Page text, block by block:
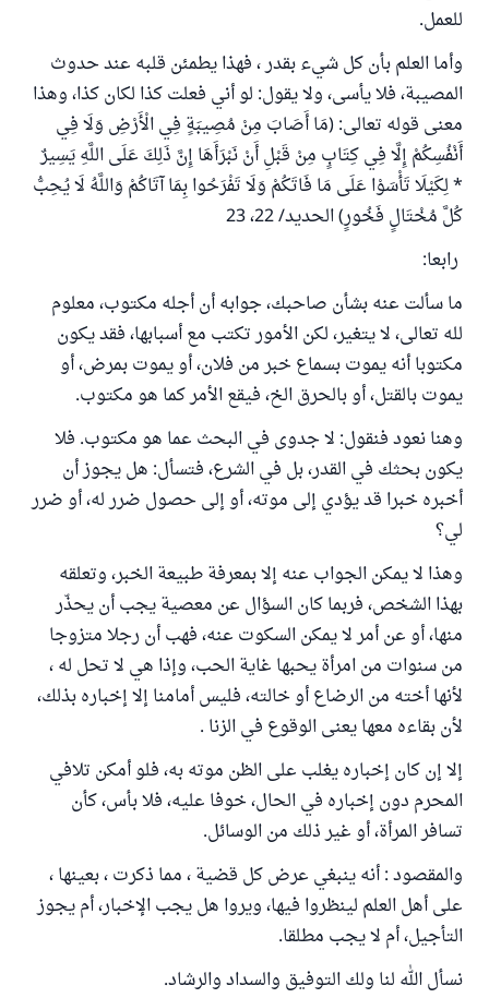
للعمل.
وأما العلم بأن كل شيء بقدر ، فهذا يطمئن قلبه عند حدوث
المصيبة، فلا يأسى، ولا يقول: لو أني فعلت كذا لكان كذا، وهذا
معنى قوله تعالى: (مَا أَصَابَ مِنْ مُصِيبَةٍ فِي الْأَرْضِ وَلَا فِي
أَنْفُسِكُمْ إِلَّا فِي كِتَابٍ مِنْ قَبْلِ أَنْ نَبْرَأَهَا إِنَّ ذَلِكَ عَلَى اللَّهِ يَسِيرٌ
* لِكَيْلَا تَأْسَوْا عَلَى مَا فَاتَكُمْ وَلَا تَفْرَحُوا بِمَا آتَاكُمْ وَاللَّهُ لَا يُحِبُّ
كُلَّ مُخْتَالٍ فَخُورٍ) الحديد/ 22، 23
رابعا:
ما سألت عنه بشأن صاحبك، جوابه أن أجله مكتوب، معلوم
لله تعالى، لا يتغير، لكن الأمور تكتب مع أسبابها، فقد يكون
مكتوبا أنه يموت بسماع خبر من فلان، أو يموت بمرض، أو
يموت بالقتل، أو بالحرق الخ، فيقع الأمر كما هو مكتوب.
وهنا نعود فنقول: لا جدوى في البحث عما هو مكتوب. فلا
يكون بحثك في القدر، بل في الشرع، فتسأل: هل يجوز أن
أخبره خبرا قد يؤدي إلى موته، أو إلى حصول ضرر له، أو ضرر
لي؟
وهذا لا يمكن الجواب عنه إلا بمعرفة طبيعة الخبر، وتعلقه
بهذا الشخص، فربما كان السؤال عن معصية يجب أن يحذّر
منها، أو عن أمر لا يمكن السكوت عنه، فهب أن رجلا متزوجا
من سنوات من امرأة يحبها غاية الحب، وإذا هي لا تحل له ،
لأنها أخته من الرضاع أو خالته، فليس أمامنا إلا إخباره بذلك،
لأن بقاءه معها يعنى الوقوع في الزنا .
إلا إن كان إخباره يغلب على الظن موته به، فلو أمكن تلافي
المحرم دون إخباره في الحال، خوفا عليه، فلا بأس، كأن
تسافر المرأة، أو غير ذلك من الوسائل.
والمقصود : أنه ينبغي عرض كل قضية ، مما ذكرت ، بعينها ،
على أهل العلم لينظروا فيها، ويروا هل يجب الإخبار، أم يجوز
التأجيل، أم لا يجب مطلقا.
نسأل الله لنا ولك التوفيق والسداد والرشاد.